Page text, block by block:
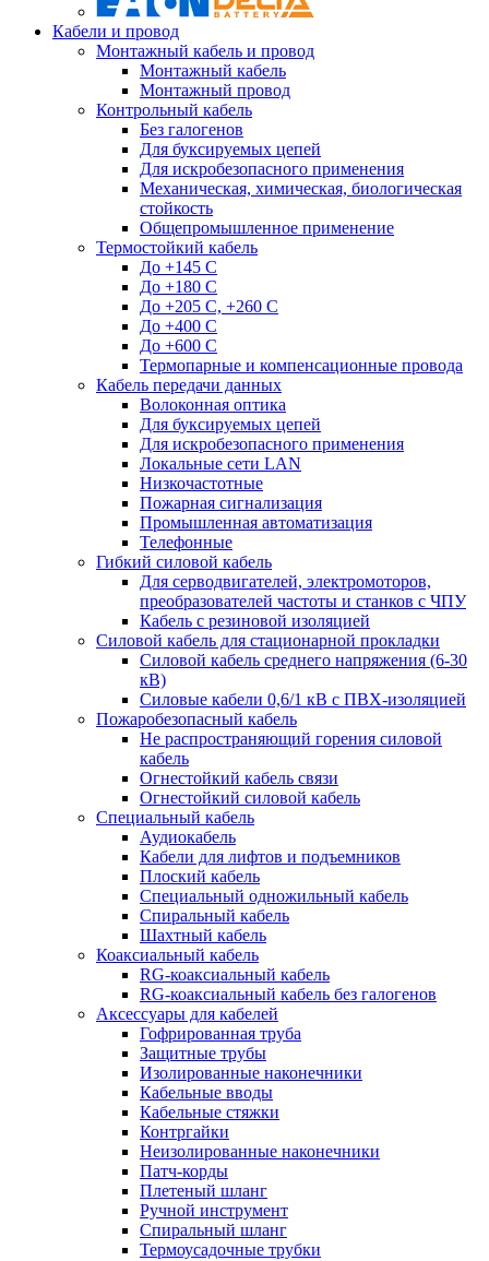
Кабели и провод
Монтажный кабель и провод
Монтажный кабель
Монтажный провод
Контрольный кабель
Без галогенов
Для буксируемых цепей
Для искробезопасного применения
Механическая, химическая, биологическая
стойкость
Общепромышленное применение
Термостойкий кабель
До +145 С
До +180 C
До +205 С, +260 С
До +400 C
До +600 С
Термопарные и компенсационные провода
Кабель передачи данных
Волоконная оптика
Для буксируемых цепей
Для искробезопасного применения
Локальные сети LAN
Низкочастотные
Пожарная сигнализация
Промышленная автоматизация
Телефонные
Гибкий силовой кабель
Для серводвигателей, электромоторов,
преобразователей частоты и станков с ЧПУ
Кабель с резиновой изоляцией
Силовой кабель для стационарной прокладки
Силовой кабель среднего напряжения (6-30
кВ)
Силовые кабели 0,6/1 кВ с ПВХ-изоляцией
Пожаробезопасный кабель
Не распространяющий горения силовой
кабель
Огнестойкий кабель связи
Огнестойкий силовой кабель
Специальный кабель
Аудиокабель
Кабели для лифтов и подъемников
Плоский кабель
Специальный одножильный кабель
Спиральный кабель
Шахтный кабель
Коаксиальный кабель
RG-коаксиальный кабель
RG-коаксиальный кабель без галогенов
Аксессуары для кабелей
Гофрированная труба
Защитные трубы
Изолированные наконечники
Кабельные вводы
Кабельные стяжки
Контргайки
Неизолированные наконечники
Патч-корды
Плетеный шланг
Ручной инструмент
Спиральный шланг
Термоусадочные трубки